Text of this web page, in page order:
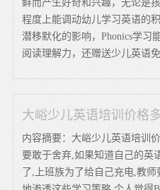
鲜而产生好奇和兴趣，无论是
程度上能调动幼儿学习英语的
潜移默化的影响，Phonics学习
阅读理解力，还赠送少儿英语
大峪少儿英语培训价格
内容摘要：大峪少儿英语培训
要敢于舍弃,如果知道自己的英
了,上班族为了给自己充电,教